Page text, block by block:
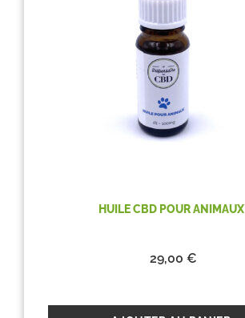
HUILE CBD POUR ANIMAUX
29,00 €